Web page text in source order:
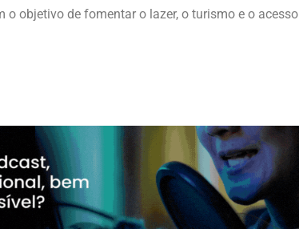
objetivo de fomentar o lazer, o turismo e o acesso